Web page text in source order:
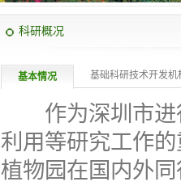
科研概况
基本情况 基础科研技术开发机
作为深圳市进
利用等研究工作
植物园在国内外